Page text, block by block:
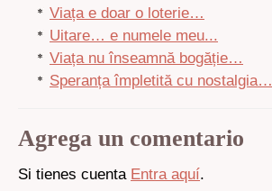
Viața e doar o loterie…
Uitare… e numele meu...
Viața nu înseamnă bogăție…
Speranța împletită cu nostalgia…
Agrega un comentario
Si tienes cuenta Entra aquí.